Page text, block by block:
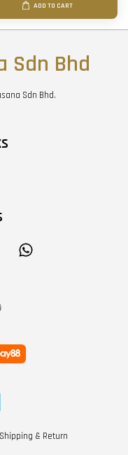
ADD TO CART
Sdn Bhd
Sdn Bhd.
YouTube
Master
Shipping & Return